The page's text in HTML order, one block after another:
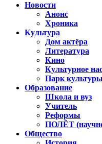
Новости
Анонс
Хроника
Культура
Дом актёра
Литература
Кино
Культурное
Парк
Образование
Школа и вуз
Учитель
Реформы
ПОЛЁТ
Общество